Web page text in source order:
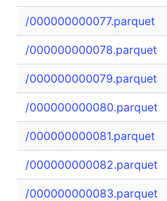
/000000000077.parquet
/000000000078.parquet
/000000000079.parquet
/000000000080.parquet
/000000000081.parquet
/000000000082.parquet
/000000000083.parquet